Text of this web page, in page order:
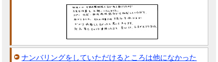
ナンバリングをしていただけるところは他になかった